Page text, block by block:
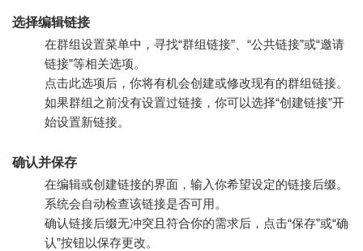
选择编辑链接
在群组设置菜单中，寻找“群组链接”、“公共链接”或“邀请
链接”等相关选项。
点击此选项后，你将有机会创建或修改现有的群组链接。
如果群组之前没有设置过链接，你可以选择“创建链接”开
始设置新链接。
确认并保存
在编辑或创建链接的界面，输入你希望设定的链接后缀。
系统会自动检查该链接是否可用。
确认链接后缀无冲突且符合你的需求后，点击“保存”或“确
认”按钮以保存更改。